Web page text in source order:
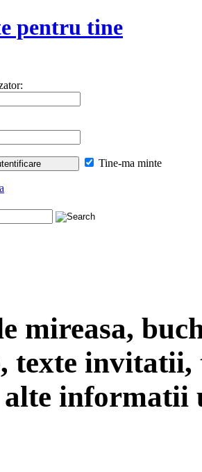
pentru tine
Tine-ma minte
mireasa,
texte
alte informatii